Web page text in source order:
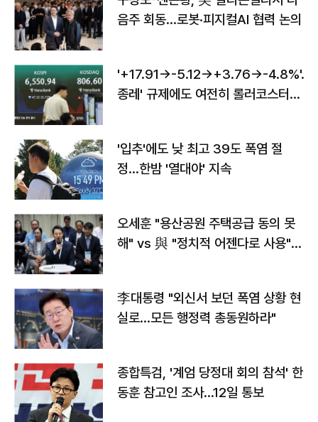
음주 회동…로봇·피지컬AI 협력 논의
'+17.91→-5.12→+3.76→-4.8%'…'
종레' 규제에도 여전히 롤러코스터
'입추'에도 낮 최고 39도 폭염 절
정…한밤 '열대야' 지속
오세훈 "용산공원 주택공급 동의 못
해" vs 與 "정치적 어젠다로 사용"
李대통령 "외신서 보던 폭염 상황 현
실로…모든 행정력 총동원하라"
종합특검, '계엄 당정대 회의 참석' 한
동훈 참고인 조사...12일 통보